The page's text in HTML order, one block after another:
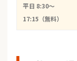
平日 8:30〜
17:15（無料）